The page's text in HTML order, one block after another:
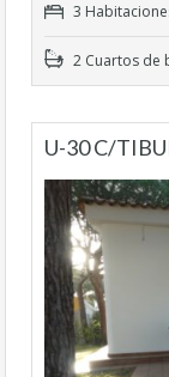
3
2 Cuartos de
U-30 C/